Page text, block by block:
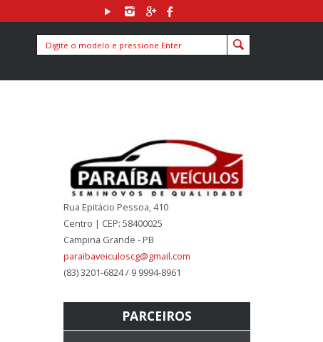
Rua Epitácio Pessoa, 410
Centro | CEP: 58400025
Campina Grande - PB
paraibaveiculoscg@gmail.com
(83) 3201-6824 / 9 9994-8961
PARCEIROS